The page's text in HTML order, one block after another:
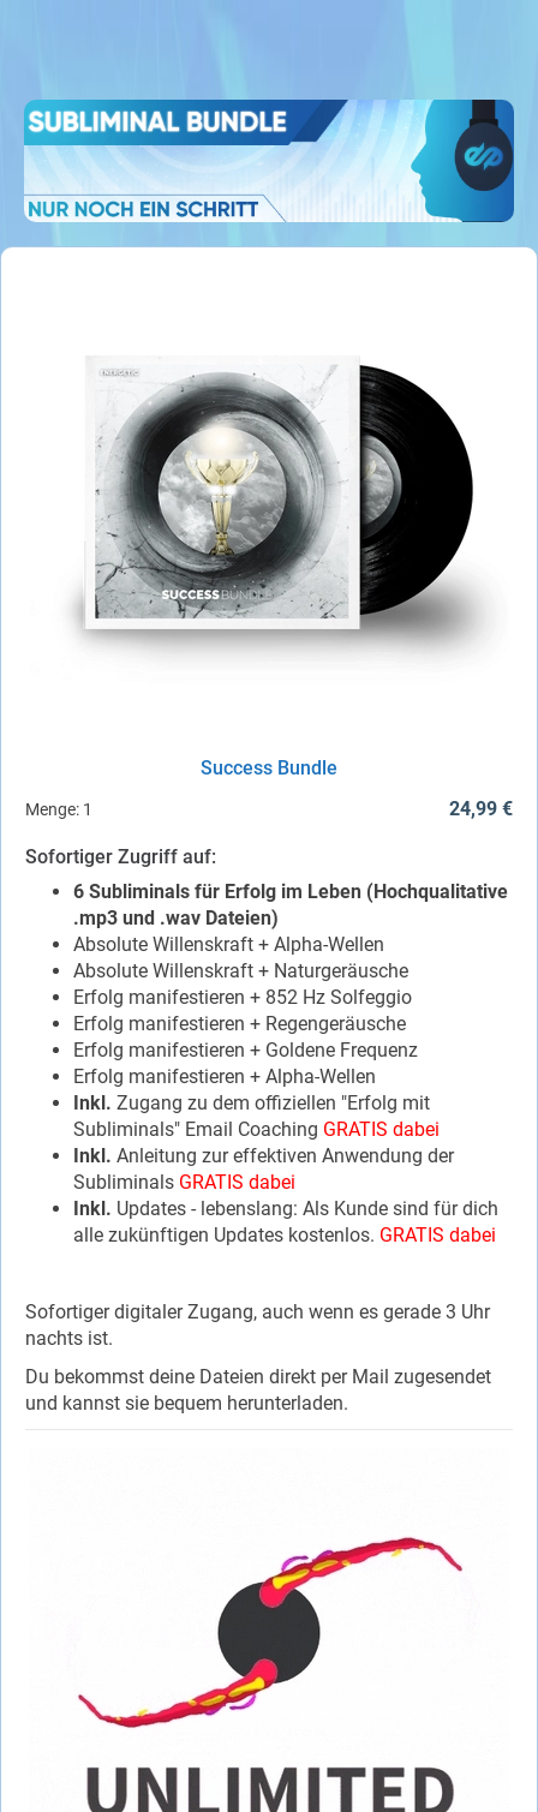
Success Bundle
Menge: 1 24,99 €
Sofortiger Zugriff auf:
6 Subliminals für Erfolg im Leben (Hochqualitative
.mp3 und .wav Dateien)
Absolute Willenskraft + Alpha-Wellen
Absolute Willenskraft + Naturgeräusche
Erfolg manifestieren + 852 Hz Solfeggio
Erfolg manifestieren + Regengeräusche
Erfolg manifestieren + Goldene Frequenz
Erfolg manifestieren + Alpha-Wellen
Inkl. Zugang zu dem offiziellen "Erfolg mit
Subliminals" Email Coaching GRATIS dabei
Inkl. Anleitung zur effektiven Anwendung der
Subliminals GRATIS dabei
Inkl. Updates - lebenslang: Als Kunde sind für dich
alle zukünftigen Updates kostenlos. GRATIS dabei
Sofortiger digitaler Zugang, auch wenn es gerade 3 Uhr
nachts ist.
Du bekommst deine Dateien direkt per Mail zugesendet
und kannst sie bequem herunterladen.